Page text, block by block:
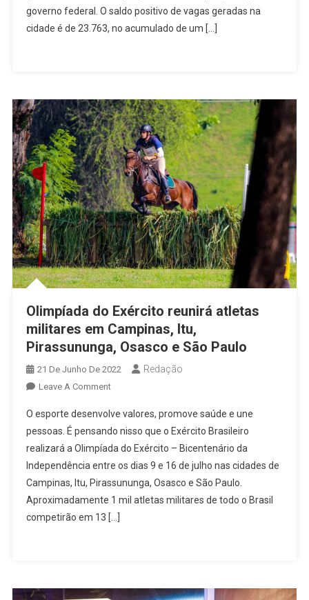
No
Estado
Que
Mais
Emprega
governo federal. O saldo positivo de vagas geradas na
cidade é de 23.763, no acumulado de um […]
Olimpíada do Exército reunirá atletas
militares em Campinas, Itu,
Pirassununga, Osasco e São Paulo
21 De Junho De 2022 Redação
Leave A CommentOn
Do
Exército
Reunirá
Atletas
Militares
Em
Campinas,
O esporte desenvolve valores, promove saúde e une
pessoas. É pensando nisso que o Exército Brasileiro
realizará a Olimpíada do Exército – Bicentenário da
Independência entre os dias 9 e 16 de julho nas cidades de
Campinas, Itu, Pirassununga, Osasco e São Paulo.
Aproximadamente 1 mil atletas militares de todo o Brasil
competirão em 13 […]